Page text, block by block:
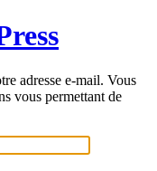
adresse e-mail. Vous
vous permettant de